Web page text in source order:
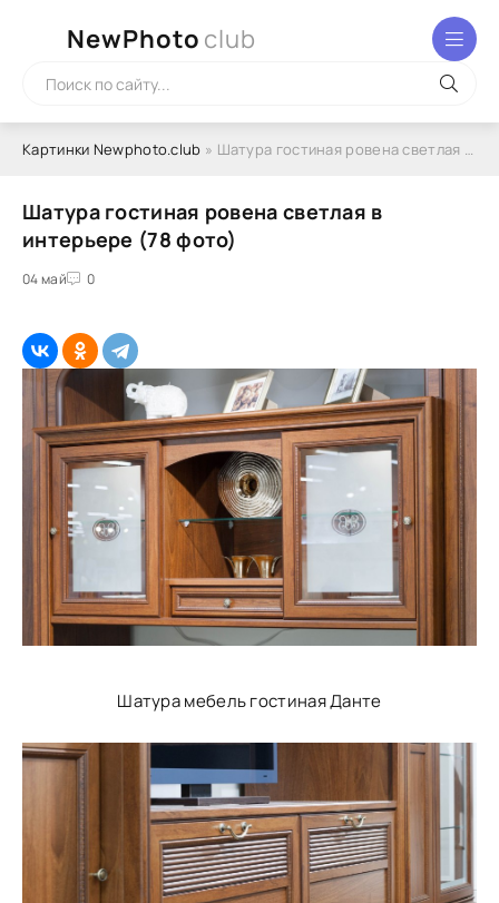
NewPhoto club
Картинки Newphoto.club » Шатура гостиная ровена светлая в интерьере (78 фото)
Шатура гостиная ровена светлая в
интерьере (78 фото)
04 май 0
Шатура мебель гостиная Данте